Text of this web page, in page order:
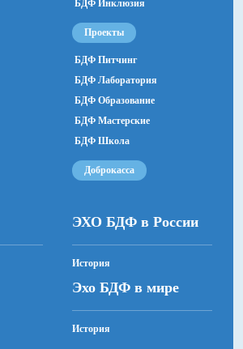
Республики Калмыкия Эльза
Мусаев, Савр Дорджиев, Бадма
Республики Калмыкия
Айсили Том.
БДФ Инклюзия
Проекты
БДФ Питчинг
БДФ Лаборатория
БДФ Образование
БДФ Мастерские
БДФ Школа
Доброкасса
ЭХО БДФ в России
История
Эхо БДФ в мире
История